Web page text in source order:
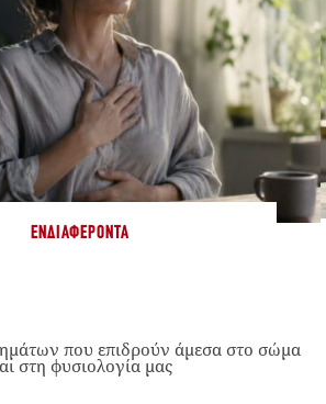
ΕΝΔΙΑΦΈΡΟΝΤΑ
που επιδρούν άμεσα στο σώμα
στη φυσιολογία μας